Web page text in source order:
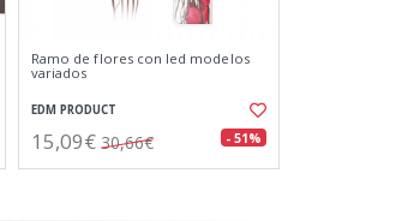
Ramo de flores con led modelos
variados
EDM PRODUCT
15,09€ 30,66€ - 51%